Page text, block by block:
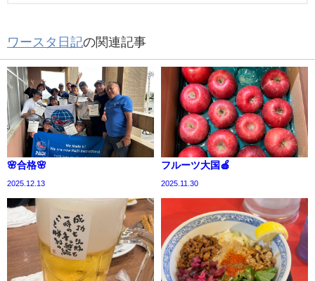
ワースタ日記の関連記事
🌸合格🌸
2025.12.13
フルーツ大国🍎
2025.11.30